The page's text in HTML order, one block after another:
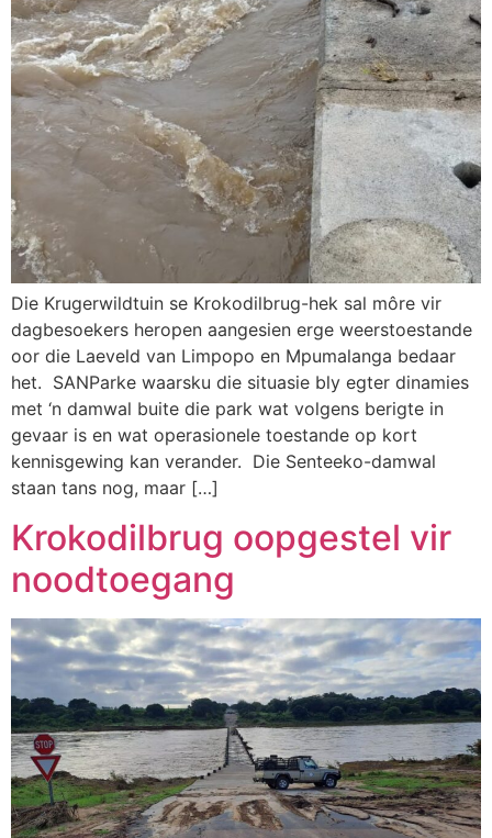
Die Krugerwildtuin se Krokodilbrug-hek sal môre vir
dagbesoekers heropen aangesien erge weerstoestande
oor die Laeveld van Limpopo en Mpumalanga bedaar
het. SANParke waarsku die situasie bly egter dinamies
met ‘n damwal buite die park wat volgens berigte in
gevaar is en wat operasionele toestande op kort
kennisgewing kan verander. Die Senteeko-damwal
staan ​​tans nog, maar […]
Krokodilbrug oopgestel vir
noodtoegang